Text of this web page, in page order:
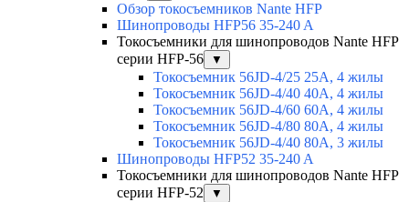
Обзор токосъемников Nante HFP
Шинопроводы HFP56 35-240 A
Токосъемники для шинопроводов Nante HFP
серии HFP-56
▼
Токосъемник 56JD-4/25 25А, 4 жилы
Токосъемник 56JD-4/40 40А, 4 жилы
Токосъемник 56JD-4/60 60А, 4 жилы
Токосъемник 56JD-4/80 80А, 4 жилы
Токосъемник 56JD-4/40 80А, 3 жилы
Шинопроводы HFP52 35-240 A
Токосъемники для шинопроводов Nante HFP
серии HFP-52
▼